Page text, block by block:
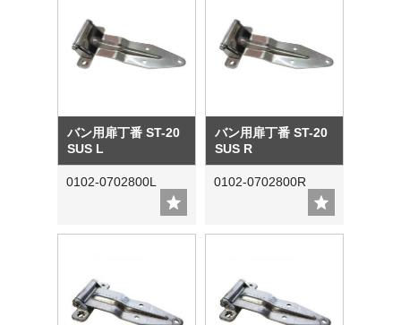
バン用扉丁番 ST-20
SUS L
0102-0702800L
バン用扉丁番 ST-20
SUS R
0102-0702800R